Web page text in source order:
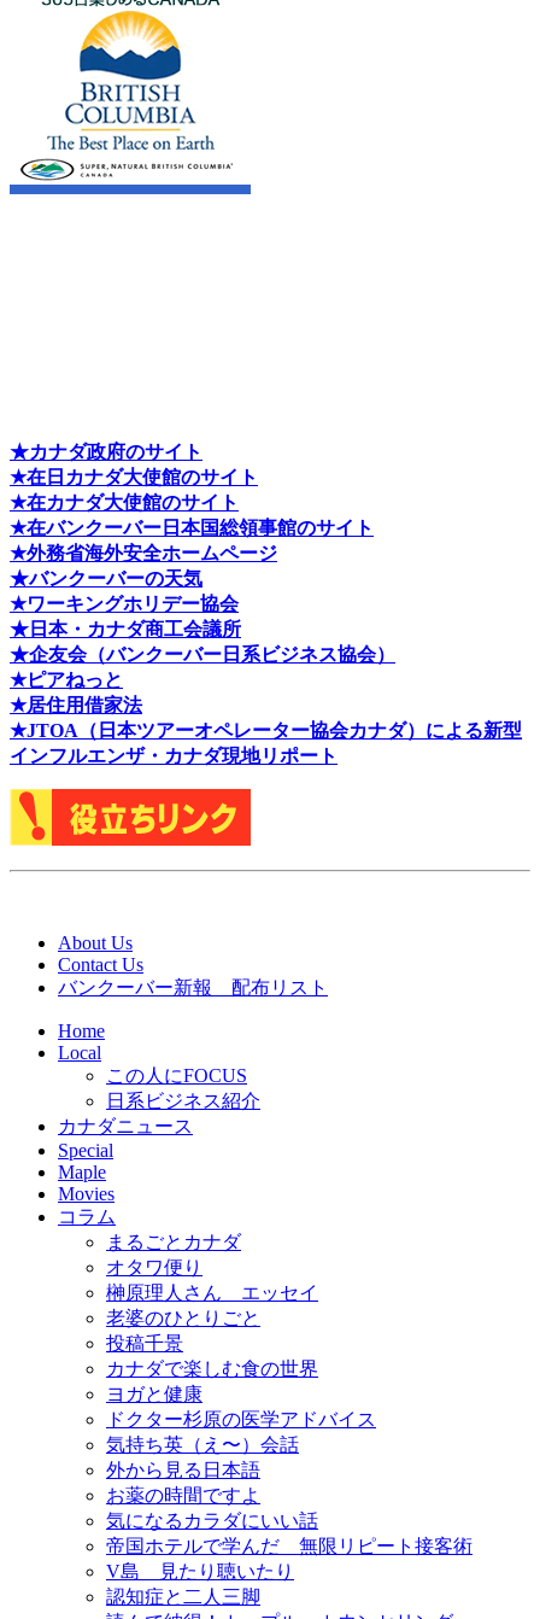
★カナダ政府のサイト
★在日カナダ大使館のサイト
★在カナダ大使館のサイト
★在バンクーバー日本国総領事館のサイト
★外務省海外安全ホームページ
★バンクーバーの天気
★ワーキングホリデー協会
★日本・カナダ商工会議所
★企友会（バンクーバー日系ビジネス協会）
★ピアねっと
★居住用借家法
★JTOA（日本ツアーオペレーター協会カナダ）による新型
インフルエンザ・カナダ現地リポート
About Us
Contact Us
バンクーバー新報 配布リスト
Home
Local
この人にFOCUS
日系ビジネス紹介
カナダニュース
Special
Maple
Movies
コラム
まるごとカナダ
オタワ便り
榊原理人さん エッセイ
老婆のひとりごと
投稿千景
カナダで楽しむ食の世界
ヨガと健康
ドクター杉原の医学アドバイス
気持ち英（え〜）会話
外から見る日本語
お薬の時間ですよ
気になるカラダにいい話
帝国ホテルで学んだ 無限リピート接客術
V島 見たり聴いたり
認知症と二人三脚